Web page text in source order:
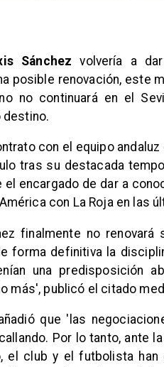
Sánchez volvería a
posible renovación, este
no continuará en el
destino.
con el equipo
tras su destacada
el encargado de dar a
con La Roja en las
finalmente no
forma definitiva la
una predisposición
más', publicó el citado
que 'las
Por lo tanto, ante
el club y el futbolista